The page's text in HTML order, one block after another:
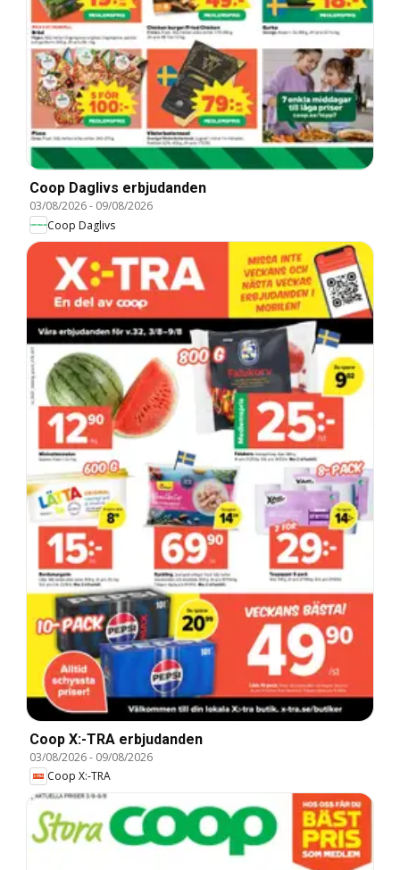
Coop Daglivs erbjudanden
03/08/2026- 09/08/2026
Coop Daglivs
Coop X:-TRA erbjudanden
03/08/2026- 09/08/2026
Coop X:-TRA